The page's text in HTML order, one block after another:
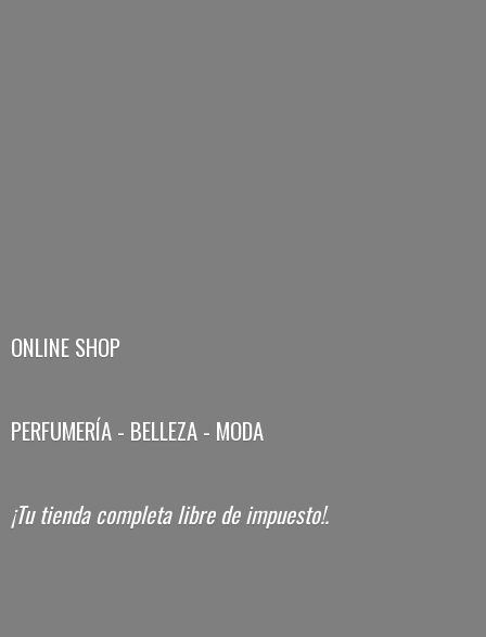
ONLINE SHOP
PERFUMERÍA - BELLEZA - MODA
¡Tu tienda completa librede impuesto!.